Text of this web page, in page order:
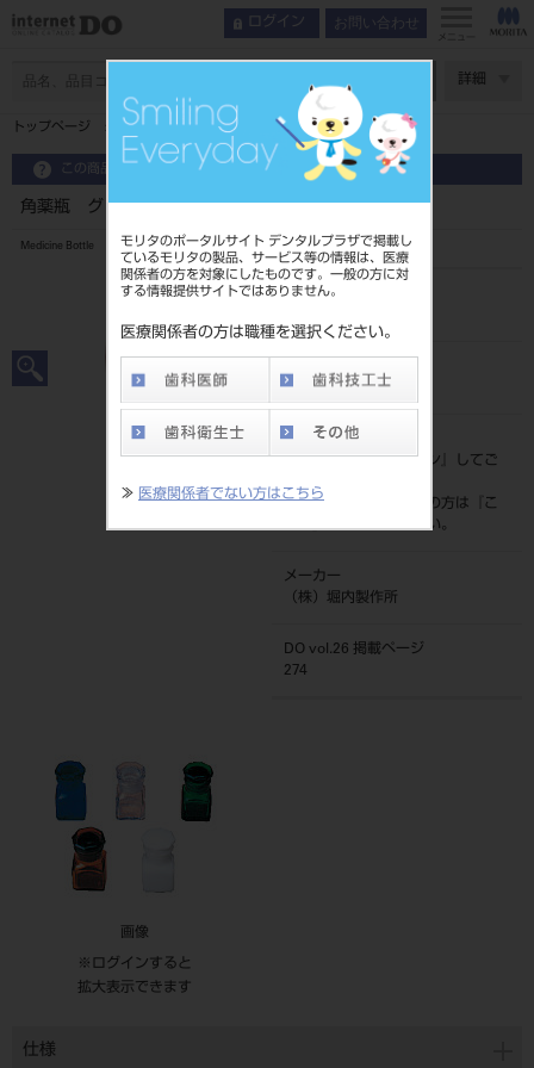
モリタのポータルサイト デンタルプラザで掲載し
ているモリタの製品、サービス等の情報は、医療
関係者の方を対象にしたものです。一般の方に対
する情報提供サイトではありません。
医療関係者の方は職種を選択ください。
≫ 医療関係者でない方はこちら
ログイン お問い合わせ
メニュー
詳細
トップページ 角薬瓶 グリーン
この商品に関するお問い合わせ
角薬瓶 グリーン
Medicine Bottle
品目コード
4560241642149
標準価格
価格の確認は『ログイン
』してご
ネット会員登録がまだの方は『
こ
ちら』より登録ください。
メーカー
（株）堀内製作所
DO vol.26 掲載ページ
274
画像
※ログインすると
拡大表示できます
仕様